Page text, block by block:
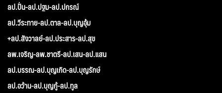
ลป.ปั่น-ลป.ปฐม-ลป.ปกรณ์
ลป.วีระทาย-ลป.ตาล-ลป.บุญอุ้ม
+ลป.สังวาลย์-ลป.ประสาร-ลป.สุข
ลพ.เจริญ-ลพ.ชาตรี-ลป.เสน-ลป.แสน
ลป.บรรณ-ลป.บุญเกิด-ลป.บุญรักษ์
ลป.อว้าน-ลป.บุญกู้-ลป.ทูล